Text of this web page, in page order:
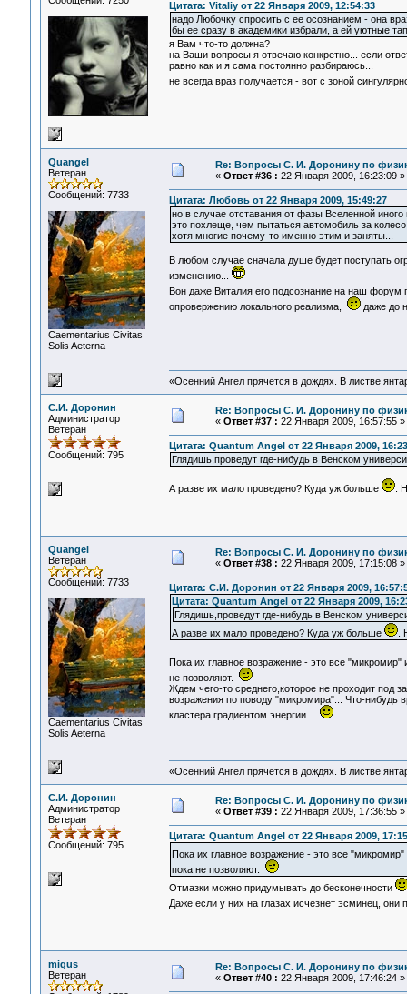
Цитата: Vitaliy от 22 Января 2009, 12:54:33
надо Любочку спросить с ее осознанием - она
бы ее сразу в академики избрали, а ей уютные
я Вам что-то должна?
на Ваши вопросы я отвечаю конкретно... если
равно как и я сама постоянно разбираюсь...
не всегда враз получается - вот с зоной
Quangel
Ветеран
Сообщений: 7733
Сaementarius Civitas
Solis Aeterna
Re: Вопросы С. И. Доронину по
« Ответ #36 : 22 Января 2009, 16:23:09 »
Цитата: Любовь от 22 Января 2009, 15:49:27
но в случае отставания от фазы Вселенной иного
это похлеще, чем пытаться автомобиль за колесо
хотя многие почему-то именно этим и заняты...
В любом случае сначала душе будет поступать
изменению...
Вон даже Виталия его подсознание на наш форум
опровержению локального реализма,
даже до
«Осенний Ангел прячется в дождях. В листве
С.И. Доронин
Администратор
Ветеран
Сообщений: 795
Re: Вопросы С. И. Доронину по
« Ответ #37 : 22 Января 2009, 16:57:55 »
Цитата: Quantum Angel от 22 Января 2009,
Глядишь,проведут где-нибудь в Венском
А разве их мало проведено? Куда уж больше .
Quangel
Ветеран
Сообщений: 7733
Сaementarius Civitas
Solis Aeterna
Re: Вопросы С. И. Доронину по
« Ответ #38 : 22 Января 2009, 17:15:08 »
Цитата: С.И. Доронин от 22 Января 2009,
Цитата: Quantum Angel от 22 Января 2009,
Глядишь,проведут где-нибудь в Венском
А разве их мало проведено? Куда уж больше
.
Пока их главное возражение - это все
не позволяют.
Ждем чего-то среднего,которое не проходит под
возражения по поводу "микромира"... Что-нибудь
кластера градиентом энергии...
«Осенний Ангел прячется в дождях. В листве
С.И. Доронин
Администратор
Ветеран
Сообщений: 795
Re: Вопросы С. И. Доронину по
« Ответ #39 : 22 Января 2009, 17:36:55 »
Цитата: Quantum Angel от 22 Января 2009,
Пока их главное возражение - это все
пока не позволяют.
Отмазки можно придумывать до бесконечности
Даже если у них на глазах исчезнет эсминец,
migus
Ветеран
Re: Вопросы С. И. Доронину по
« Ответ #40 : 22 Января 2009, 17:46:24 »